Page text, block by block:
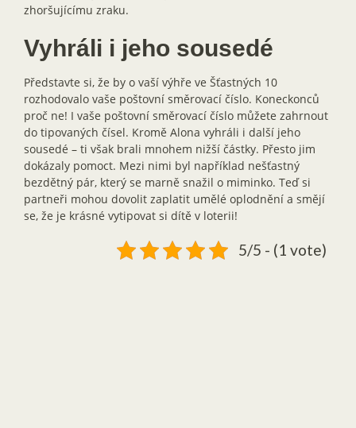
zhoršujícímu zraku.
Vyhráli i jeho sousedé
Představte si, že by o vaší výhře ve Šťastných 10
rozhodovalo vaše poštovní směrovací číslo. Koneckonců
proč ne! I vaše poštovní směrovací číslo můžete zahrnout
do tipovaných čísel. Kromě Alona vyhráli i další jeho
sousedé – ti však brali mnohem nižší částky. Přesto jim
dokázaly pomoct. Mezi nimi byl například nešťastný
bezdětný pár, který se marně snažil o miminko. Teď si
partneři mohou dovolit zaplatit umělé oplodnění a smějí
se, že je krásné vytipovat si dítě v loterii!
5/5 - (1 vote)